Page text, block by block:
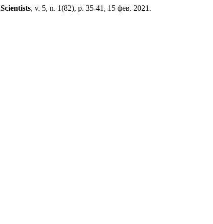
, v. 5, n. 1(82), p. 35-41, 15 фев. 2021.